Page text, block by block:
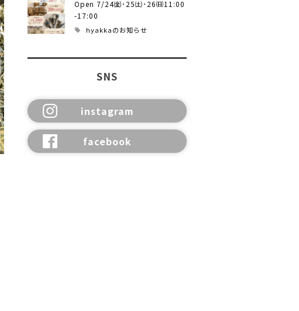
Open 7/24㈮･25㈯･26㈰11:00
-17:00
hyakkaのお知らせ
SNS
instagram
facebook